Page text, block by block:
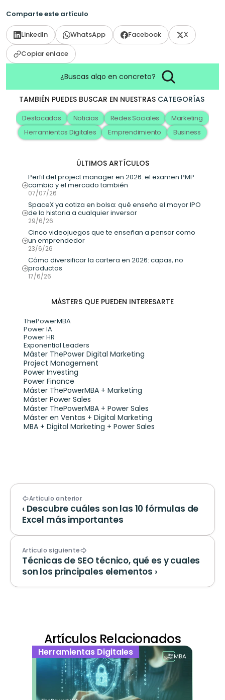
Comparte este artículo
LinkedIn WhatsApp Facebook
X
Copiar enlace
¿Buscas algo en concreto?
TAMBIÉN PUEDES BUSCAR EN NUESTRAS CATEGORÍAS
Destacados Noticias Redes Sociales
Marketing
Herramientas Digitales
Emprendimiento Business
ÚLTIMOS ARTÍCULOS
Perfil del project manager en 2026: el examen PMP
cambia y el mercado también
07/07/26
SpaceX ya cotiza en bolsa: qué enseña el mayor IPO
de la historia a cualquier inversor
29/6/26
Cinco videojuegos que te enseñan a pensar como
un emprendedor
23/6/26
Cómo diversificar la cartera en 2026: capas, no
productos
17/6/26
MÁSTERS QUE PUEDEN INTERESARTE
ThePowerMBA
Power IA
Power HR
Exponential Leaders
Máster ThePower Digital Marketing
Project Management
Power Investing
Power Finance
Máster ThePowerMBA + Marketing
Máster Power Sales
Máster ThePowerMBA + Power Sales
Máster en Ventas + Digital Marketing
MBA + Digital Marketing + Power Sales
Artículo anterior
‹ Descubre cuáles son las 10 fórmulas de
Excel más importantes
Artículo siguiente
Técnicas de SEO técnico, qué es y cuales
son los principales elementos ›
Artículos Relacionados
Herramientas Digitales